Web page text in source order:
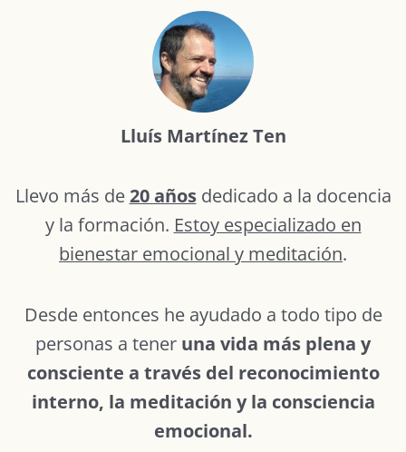
Lluís Martínez Ten
Llevo más de20 añosdedicado a la docencia
y la formación. Estoy especializado en
bienestar emocional y meditación.
Desde entonces he ayudado a todo tipo de
personas a tener una vida más plena y
consciente a través del reconocimiento
interno, la meditación y la consciencia
emocional.